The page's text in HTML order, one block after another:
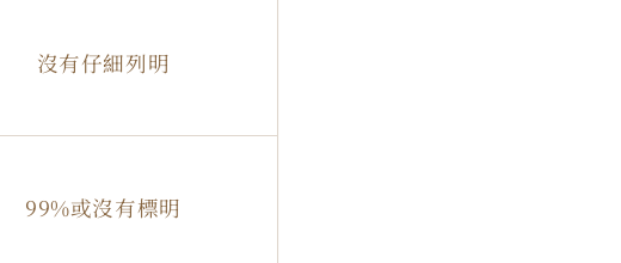
沒有仔細列明
99%或沒有標明